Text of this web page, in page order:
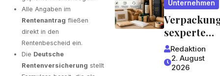
Alle Angaben im
Rentenantrag fließen
direkt in den
Rentenbescheid ein.
Die Deutsche
Rentenversicherung stellt
e
entstehe
n und
worauf
Gäste
achten
Unternehmen
sexperte
mit
jahrzehntel
anger
Redaktion
2. August
2026